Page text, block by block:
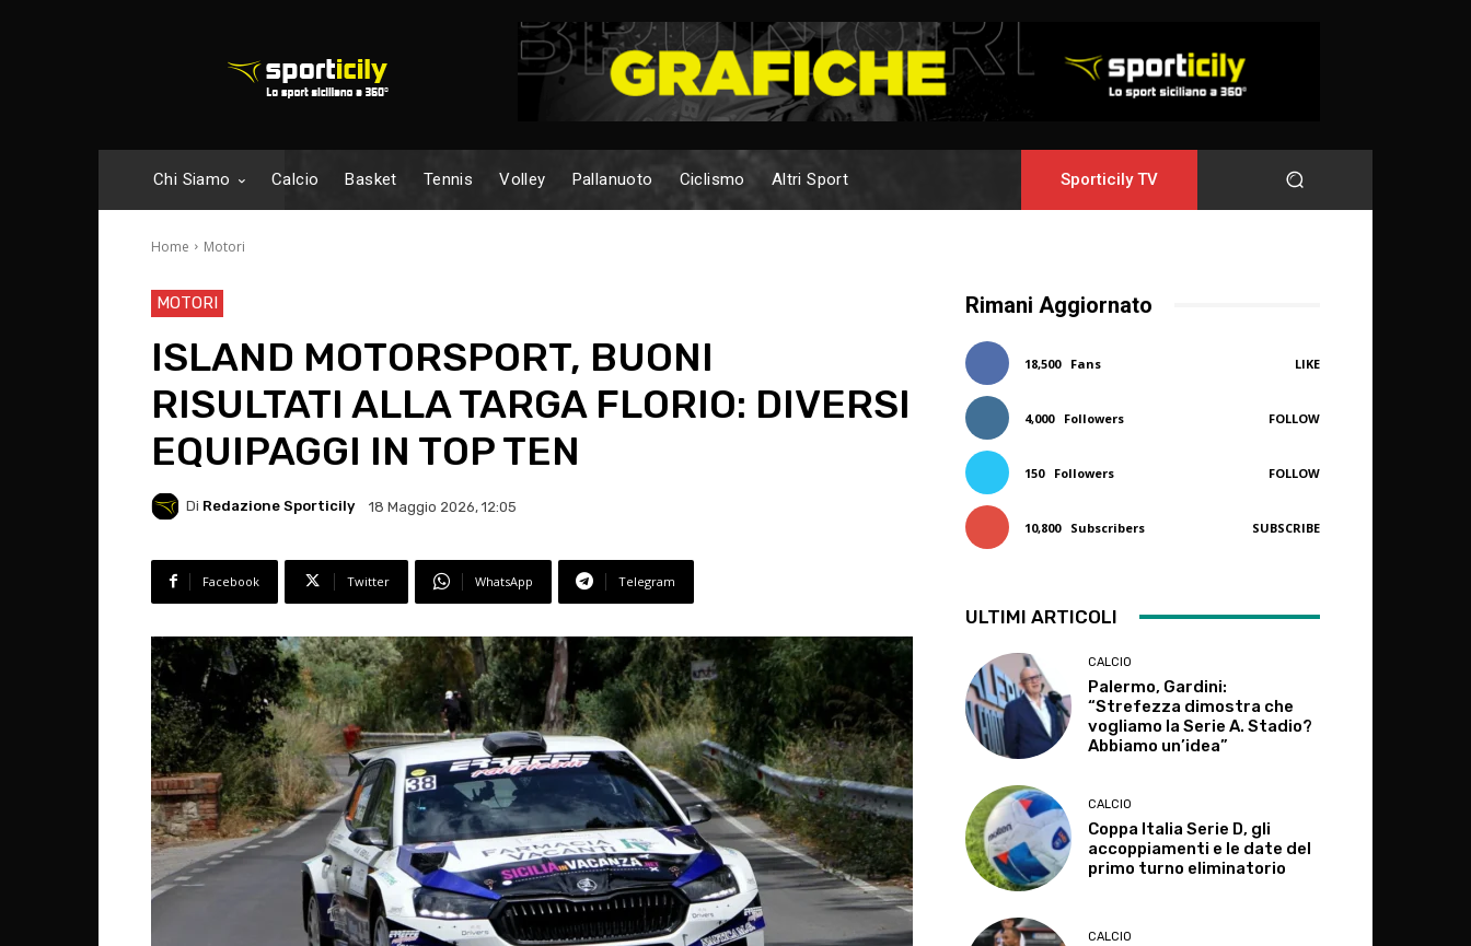
Chi Siamo Calcio Basket Tennis Volley Pallanuoto Ciclismo Altri Sport Sporticily TV
Home Motori
MOTORI
ISLAND MOTORSPORT, BUONI
RISULTATI ALLA TARGA FLORIO: DIVERSI
EQUIPAGGI IN TOP TEN
Di Redazione Sporticily 18 Maggio 2026, 12:05
Facebook Twitter WhatsApp Telegram
Rimani Aggiornato
18,500 Fans LIKE
4,000 Followers FOLLOW
150 Followers FOLLOW
10,800 Subscribers SUBSCRIBE
ULTIMI ARTICOLI
CALCIO
Palermo, Gardini:
“Strefezza dimostra che
vogliamo la Serie A. Stadio?
Abbiamo un’idea”
CALCIO
Coppa Italia Serie D, gli
accoppiamenti e le date del
primo turno eliminatorio
CALCIO